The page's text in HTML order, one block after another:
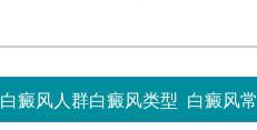
白癜风人群白癜风类型 白癜风常